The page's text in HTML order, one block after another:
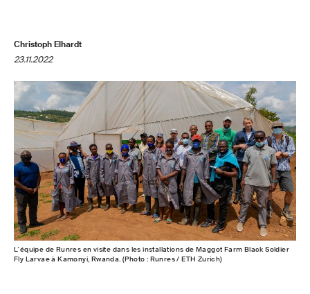
Christoph Elhardt
23.11.2022
L'équipe de Runres en visite dans les installations de Maggot Farm Black Soldier
Fly Larvae à Kamonyi, Rwanda. (Photo : Runres / ETH Zurich)